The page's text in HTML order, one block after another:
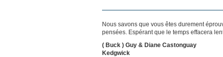
Nous savons que vous êtes durement
pensées. Espérant que le temps effacera
( Buck ) Guy & Diane Castonguay
Kedgwick